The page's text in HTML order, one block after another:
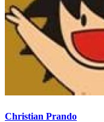
Christian Prando